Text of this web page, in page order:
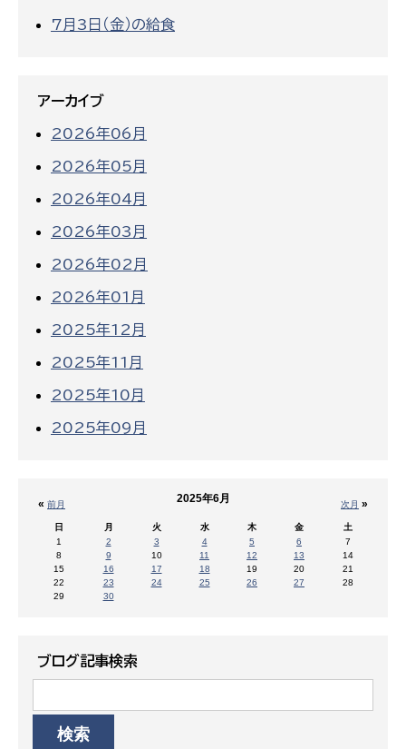
7月3日（金）の給食
アーカイブ
2026年06月
2026年05月
2026年04月
2026年03月
2026年02月
2026年01月
2025年12月
2025年11月
2025年10月
2025年09月
« 前月 次月 »
2025年6月
日 月 火 水 木 金
土
1
2 3 4 5 6
7
8
9 10 11 12 13
14
15
16 17 18 19 20
21
22
23 24 25 26 27
28
29
30
ブログ記事検索